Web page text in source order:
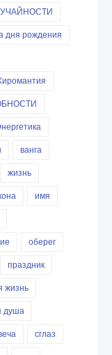
дня рождения
ванга
жизнь
имя
оберег
праздник
жизнь
душа
сглаз